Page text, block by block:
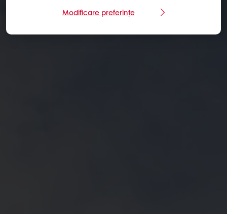
Modificare preferințe